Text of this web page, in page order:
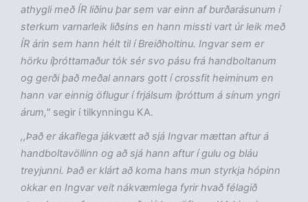
athygli með ÍR liðinu þar sem var einn af burðarásunum í
sterkum varnarleik liðsins en hann missti vart úr leik með
ÍR árin sem hann hélt til í Breiðholtinu. Ingvar sem er
hörku íþróttamaður tók sér svo pásu frá handboltanum
og gerði það meðal annars gott í crossfit heiminum en
hann var einnig öflugur í frjálsum íþróttum á sínum yngri
árum," segir í tilkynningu KA.
,,Það er ákaflega jákvætt að sjá Ingvar mættan aftur á
handboltavöllinn og að sjá hann aftur í gulu og bláu
treyjunni. Það er klárt að koma hans mun styrkja hópinn
okkar en Ingvar veit nákvæmlega fyrir hvað félagið